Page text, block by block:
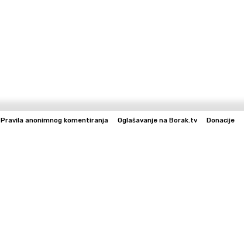
Pravila anonimnog komentiranja Oglašavanje na Borak.tv Donacije